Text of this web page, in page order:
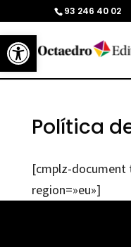
Abrir barra de
93 246 40 02
Política
[cmplz-document
region=»eu»]